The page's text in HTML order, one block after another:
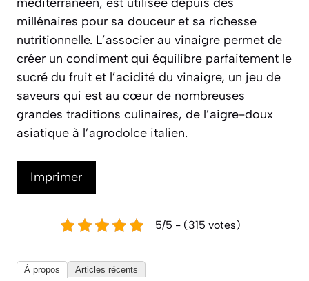
millénaires pour sa douceur et sa richesse
nutritionnelle. L’associer au vinaigre permet de
créer un condiment qui équilibre parfaitement le
sucré du fruit et l’acidité du vinaigre, un jeu de
saveurs qui est au cœur de nombreuses
grandes traditions culinaires, de l’aigre-doux
asiatique à l’agrodolce italien.
Imprimer
5/5 - (315 votes)
À propos Articles récents